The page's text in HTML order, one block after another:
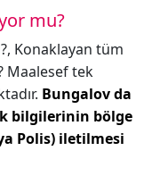
mu?
Konaklayan tüm
Maalesef tek
Bungalov da
bilgilerinin bölge
Polis) iletilmesi